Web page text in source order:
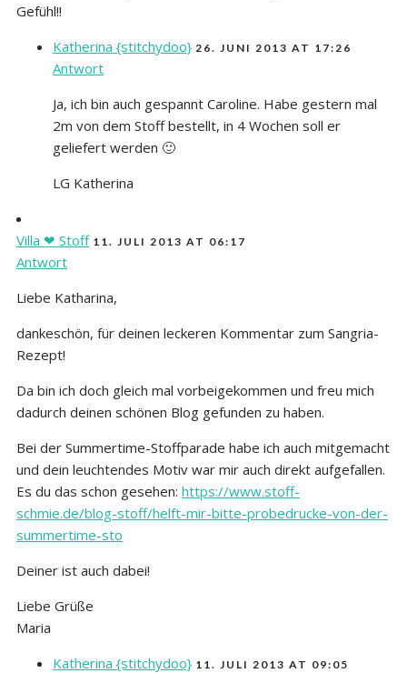
Gefühl!!
Katherina {stitchydoo} 26. JUNI 2013 AT 17:26
Antwort
Ja, ich bin auch gespannt Caroline. Habe gestern mal
2m von dem Stoff bestellt, in 4 Wochen soll er
geliefert werden 🙂
LG Katherina
Villa ❤ Stoff 11. JULI 2013 AT 06:17
Antwort
Liebe Katharina,
dankeschön, für deinen leckeren Kommentar zum Sangria-
Rezept!
Da bin ich doch gleich mal vorbeigekommen und freu mich
dadurch deinen schönen Blog gefunden zu haben.
Bei der Summertime-Stoffparade habe ich auch mitgemacht
und dein leuchtendes Motiv war mir auch direkt aufgefallen.
Es du das schon gesehen: https://www.stoff-
schmie.de/blog-stoff/helft-mir-bitte-probedrucke-von-der-
summertime-sto
Deiner ist auch dabei!
Liebe Grüße
Maria
Katherina {stitchydoo} 11. JULI 2013 AT 09:05